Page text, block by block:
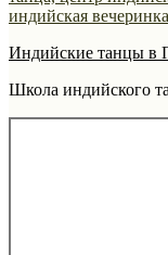
Индийские танцы в
Школа индийского